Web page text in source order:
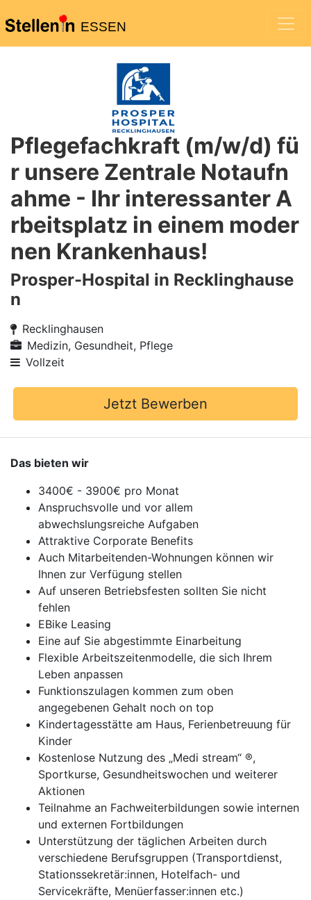
ESSEN
Pflegefachkraft (m/w/d) fü
r unsere Zentrale Notaufn
ahme - Ihr interessanter A
rbeitsplatz in einem moder
nen Krankenhaus!
Prosper-Hospital in Recklinghause
n
Recklinghausen
Medizin, Gesundheit, Pflege
Vollzeit
Jetzt Bewerben
Das bieten wir
3400€ - 3900€ pro Monat
Anspruchsvolle und vor allem
abwechslungsreiche Aufgaben
Attraktive Corporate Benefits
Auch Mitarbeitenden-Wohnungen können wir
Ihnen zur Verfügung stellen
Auf unseren Betriebsfesten sollten Sie nicht
fehlen
EBike Leasing
Eine auf Sie abgestimmte Einarbeitung
Flexible Arbeitszeitenmodelle, die sich Ihrem
Leben anpassen
Funktionszulagen kommen zum oben
angegebenen Gehalt noch on top
Kindertagesstätte am Haus, Ferienbetreuung für
Kinder
Kostenlose Nutzung des „Medi stream“ ®,
Sportkurse, Gesundheitswochen und weiterer
Aktionen
Teilnahme an Fachweiterbildungen sowie internen
und externen Fortbildungen
Unterstützung der täglichen Arbeiten durch
verschiedene Berufsgruppen (Transportdienst,
Stationssekretär:innen, Hotelfach- und
Servicekräfte, Menüerfasser:innen etc.)